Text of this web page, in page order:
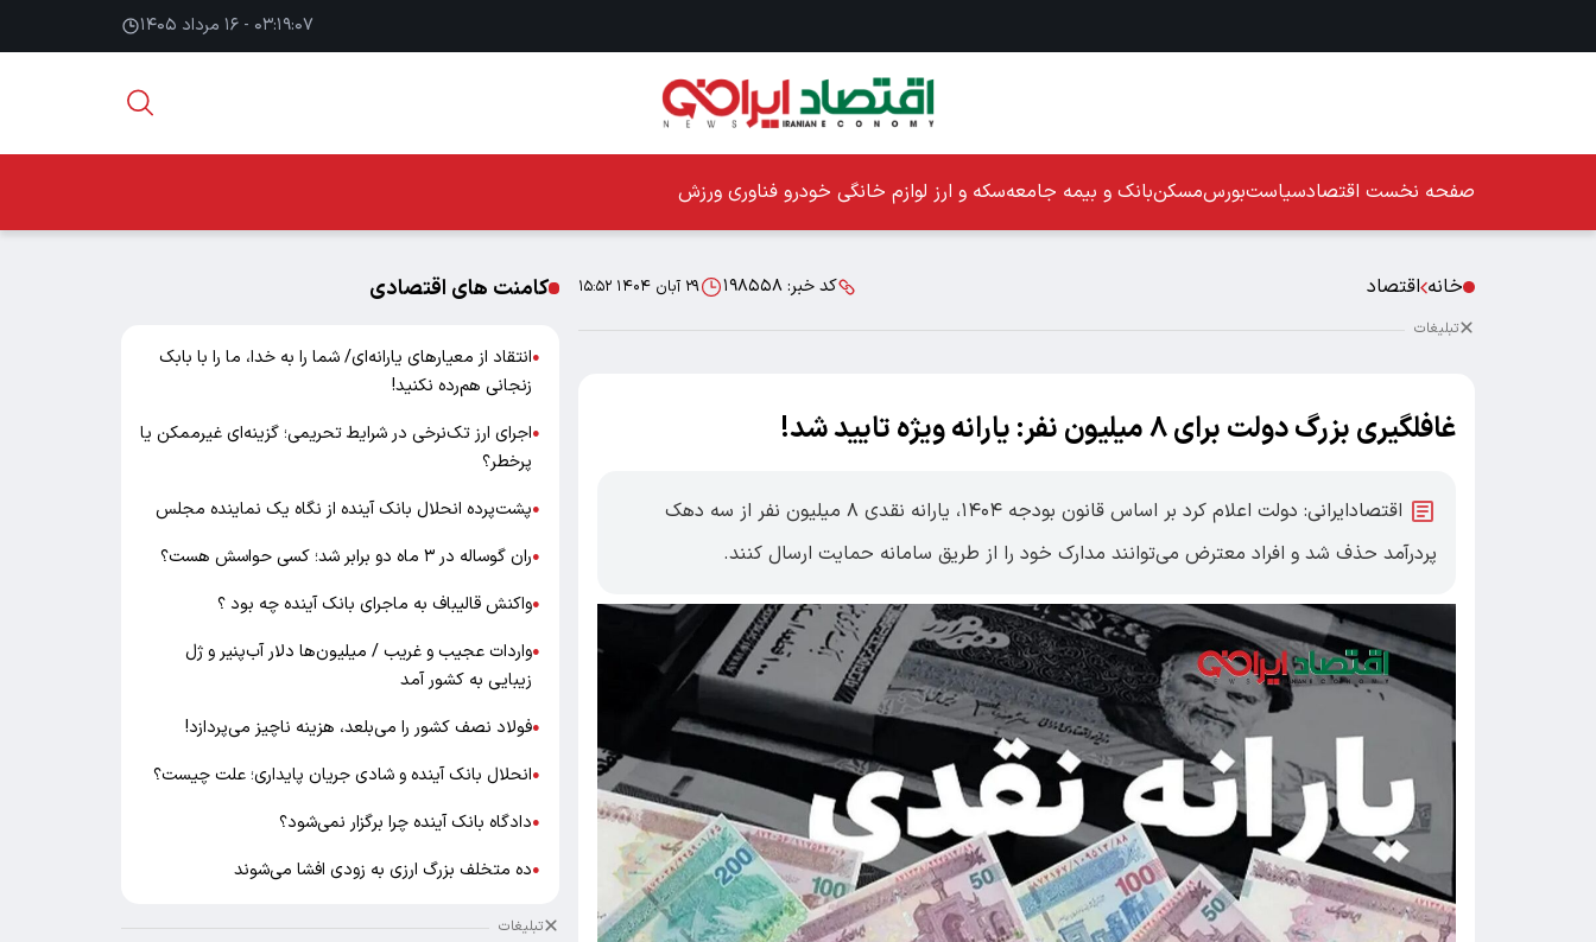
۰۳:۱۹:۰۸ - ۱۶ مرداد ۱۴۰۵
صفحه نخست اقتصادسیاستبورسمسکنبانک و بیمه جامعهسکه و ارز لوازم خانگی خودرو فناوری ورزش
خانه اقتصاد کد خبر: ۱۹۸۵۵۸ ۲۹ آبان ۱۴۰۴ ۱۵:۵۲
تبلیغات
غافلگیری بزرگ دولت برای ۸ میلیون نفر: یارانه ویژه تایید شد!
اقتصادایرانی: دولت اعلام کرد بر اساس قانون بودجه ۱۴۰۴، یارانه نقدی ۸ میلیون نفر از سه دهک
پردرآمد حذف شد و افراد معترض می‌توانند مدارک خود را از طریق سامانه حمایت ارسال کنند.
کامنت های اقتصادی
●انتقاد از معیارهای یارانه‌ای/ شما را به خدا، ما را با بابک
زنجانی هم‌رده نکنید!
●اجرای ارز تک‌نرخی در شرایط تحریمی؛ گزینه‌ای غیرممکن یا
پرخطر؟
●پشت‌پرده انحلال بانک آینده از نگاه یک نماینده مجلس
●ران گوساله در ۳ ماه دو برابر شد؛ کسی حواسش هست؟
●واکنش قالیباف به ماجرای بانک آینده چه بود ؟
●واردات عجیب و غریب / میلیون‌ها دلار آب‌پنیر و ژل
زیبایی به کشور آمد
●فولاد نصف کشور را می‌بلعد، هزینه ناچیز می‌پردازد!
●انحلال بانک آینده و شادی جریان پایداری؛ علت چیست؟
●دادگاه بانک آینده چرا برگزار نمی‌شود؟
●ده متخلف بزرگ ارزی به زودی افشا می‌شوند
تبلیغات